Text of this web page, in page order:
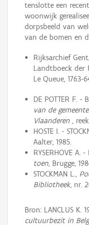
tenslotte een
woonwijk
dorpsbeeld van
van de bomen en
Rijksarchief
Landtboeck der
Le Queue, 1763-
DE POTTER F. -
van de
Vlaanderen ,
HOSTE I. -
Aalter, 1985.
RYSERHOVE A. -
toen, Brugge,
STOCKMAN L.,
Bibliotheek, nr.
Bron: LANCLUS K.
cultuurbezit in